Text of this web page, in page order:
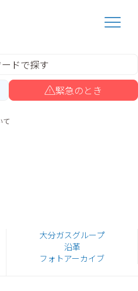
ドで探す
緊急のとき
て
大分ガスグループ
沿革
フォトアーカイブ